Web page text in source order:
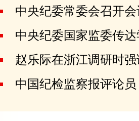
中央纪委常委会召开
中央纪委国家监委传
赵乐际在浙江调研时
中国纪检监察报评论